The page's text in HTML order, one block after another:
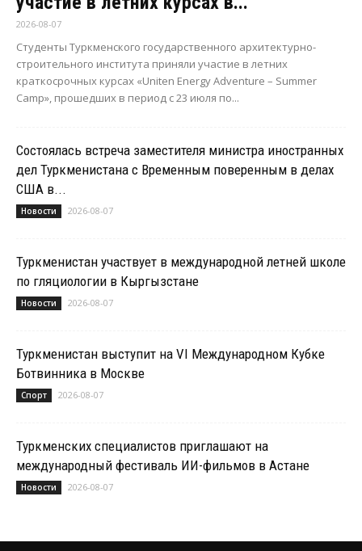
2026-08-07
Студенты Туркменского государственного архитектурно-
строительного института приняли участие в летних
краткосрочных курсах «Uniten Energy Adventure – Summer
Camp», прошедших в период с 23 июля по...
Состоялась встреча заместителя министра иностранных
дел Туркменистана с Временным поверенным в делах
США в...
Новости 2026-08-07
Туркменистан участвует в международной летней школе
по гляциологии в Кыргызстане
Новости 2026-08-07
Туркменистан выступит на VI Международном Кубке
Ботвинника в Москве
Спорт 2026-08-07
Туркменских специалистов приглашают на
международный фестиваль ИИ-фильмов в Астане
Новости 2026-08-07